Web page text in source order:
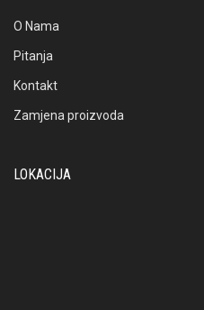
O Nama
Pitanja
Kontakt
Zamjena proizvoda
LOKACIJA